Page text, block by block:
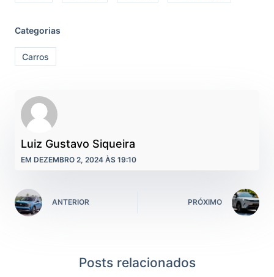
Categorias
Carros
Luiz Gustavo Siqueira
EM DEZEMBRO 2, 2024 ÀS 19:10
ANTERIOR PRÓXIMO
Posts relacionados